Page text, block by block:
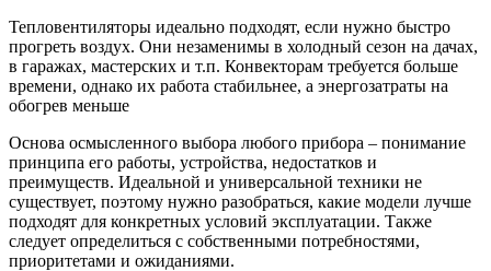
Тепловентиляторы идеально подходят, если нужно быстро
прогреть воздух. Они незаменимы в холодный сезон на дачах,
в гаражах, мастерских и т.п. Конвекторам требуется больше
времени, однако их работа стабильнее, а энергозатраты на
обогрев меньше
Основа осмысленного выбора любого прибора – понимание
принципа его работы, устройства, недостатков и
преимуществ. Идеальной и универсальной техники не
существует, поэтому нужно разобраться, какие модели лучше
подходят для конкретных условий эксплуатации. Также
следует определиться с собственными потребностями,
приоритетами и ожиданиями.